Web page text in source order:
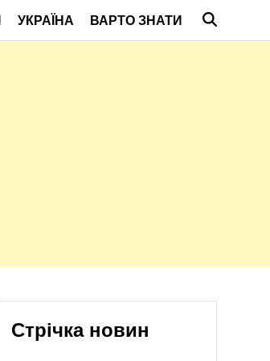
УКРАЇНА ВАРТО ЗНАТИ
Стрічка новин